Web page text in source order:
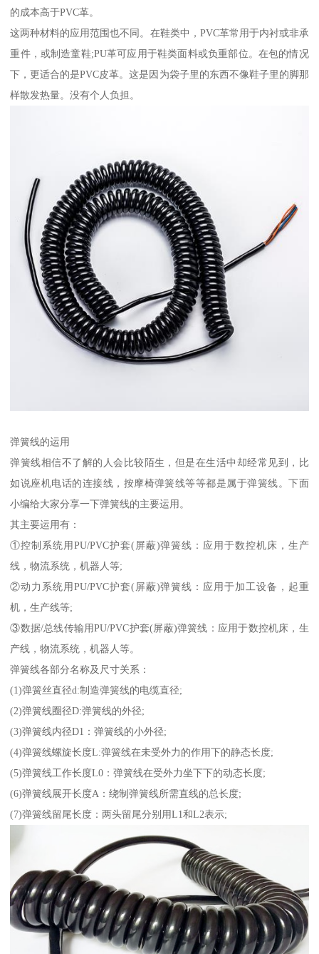
的成本高于PVC革。
这两种材料的应用范围也不同。在鞋类中，PVC革常用于内衬或非承
重件，或制造童鞋;PU革可应用于鞋类面料或负重部位。在包的情况
下，更适合的是PVC皮革。这是因为袋子里的东西不像鞋子里的脚那
样散发热量。没有个人负担。
弹簧线的运用
弹簧线相信不了解的人会比较陌生，但是在生活中却经常见到，比
如说座机电话的连接线，按摩椅弹簧线等等都是属于弹簧线。下面
小编给大家分享一下弹簧线的主要运用。
其主要运用有：
①控制系统用PU/PVC护套(屏蔽)弹簧线：应用于数控机床，生产
线，物流系统，机器人等;
②动力系统用PU/PVC护套(屏蔽)弹簧线：应用于加工设备，起重
机，生产线等;
③数据/总线传输用PU/PVC护套(屏蔽)弹簧线：应用于数控机床，生
产线，物流系统，机器人等。
弹簧线各部分名称及尺寸关系：
(1)弹簧丝直径d:制造弹簧线的电缆直径;
(2)弹簧线圈径D:弹簧线的外径;
(3)弹簧线内径D1：弹簧线的小外径;
(4)弹簧线螺旋长度L:弹簧线在未受外力的作用下的静态长度;
(5)弹簧线工作长度L0：弹簧线在受外力坐下下的动态长度;
(6)弹簧线展开长度A：绕制弹簧线所需直线的总长度;
(7)弹簧线留尾长度：两头留尾分别用L1和L2表示;